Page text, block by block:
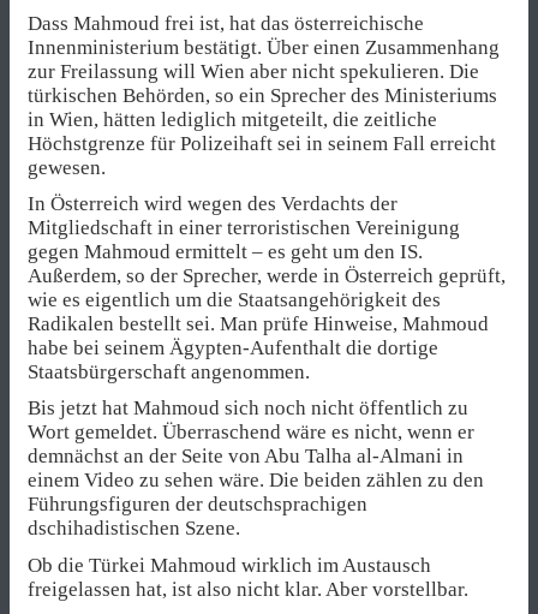
Dass Mahmoud frei ist, hat das österreichische
Innenministerium bestätigt. Über einen Zusammenhang
zur Freilassung will Wien aber nicht spekulieren. Die
türkischen Behörden, so ein Sprecher des Ministeriums
in Wien, hätten lediglich mitgeteilt, die zeitliche
Höchstgrenze für Polizeihaft sei in seinem Fall erreicht
gewesen.
In Österreich wird wegen des Verdachts der
Mitgliedschaft in einer terroristischen Vereinigung
gegen Mahmoud ermittelt – es geht um den IS.
Außerdem, so der Sprecher, werde in Österreich geprüft,
wie es eigentlich um die Staatsangehörigkeit des
Radikalen bestellt sei. Man prüfe Hinweise, Mahmoud
habe bei seinem Ägypten-Aufenthalt die dortige
Staatsbürgerschaft angenommen.
Bis jetzt hat Mahmoud sich noch nicht öffentlich zu
Wort gemeldet. Überraschend wäre es nicht, wenn er
demnächst an der Seite von Abu Talha al-Almani in
einem Video zu sehen wäre. Die beiden zählen zu den
Führungsfiguren der deutschsprachigen
dschihadistischen Szene.
Ob die Türkei Mahmoud wirklich im Austausch
freigelassen hat, ist also nicht klar. Aber vorstellbar.